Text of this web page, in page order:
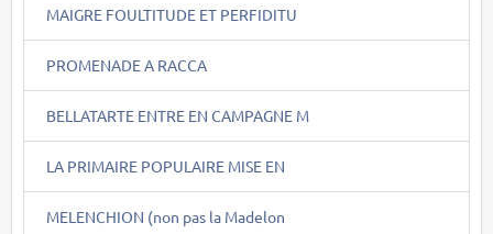
MAIGRE FOULTITUDE ET PERFIDITU
PROMENADE A RACCA
BELLATARTE ENTRE EN CAMPAGNE M
LA PRIMAIRE POPULAIRE MISE EN
MELENCHION (non pas la Madelon